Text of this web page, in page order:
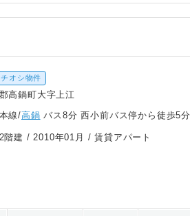
オシ物件
高鍋町大字上江
線/高鍋 バス8分 西小前バス停から徒歩5分
階建 /2010年01月 / 賃貸アパート